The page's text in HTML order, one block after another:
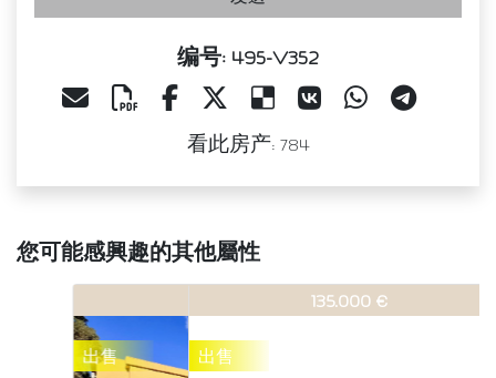
编号: 495-V352
看此房产: 784
您可能感興趣的其他屬性
出售